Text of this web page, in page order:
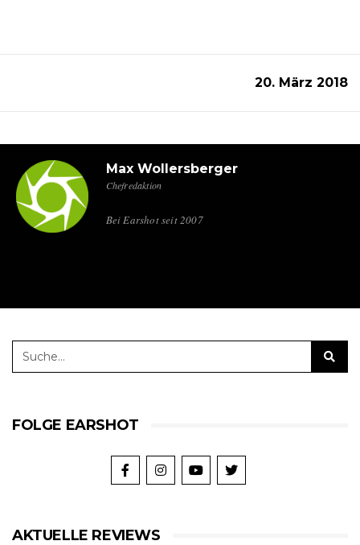
20. März 2018
Max Wollersberger
Chefredaktion
Bei Earshot seit 2007
FOLGE EARSHOT
AKTUELLE REVIEWS